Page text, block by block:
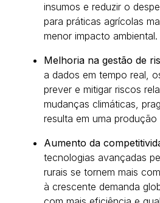
insumos e reduzir o
para práticas agrícolas
menor impacto ambiental.
Melhoria na gestão de
a dados em tempo real,
prever e mitigar riscos
mudanças climáticas,
resulta em uma produção
Aumento da
tecnologias avançadas
rurais se tornem mais
à crescente demanda